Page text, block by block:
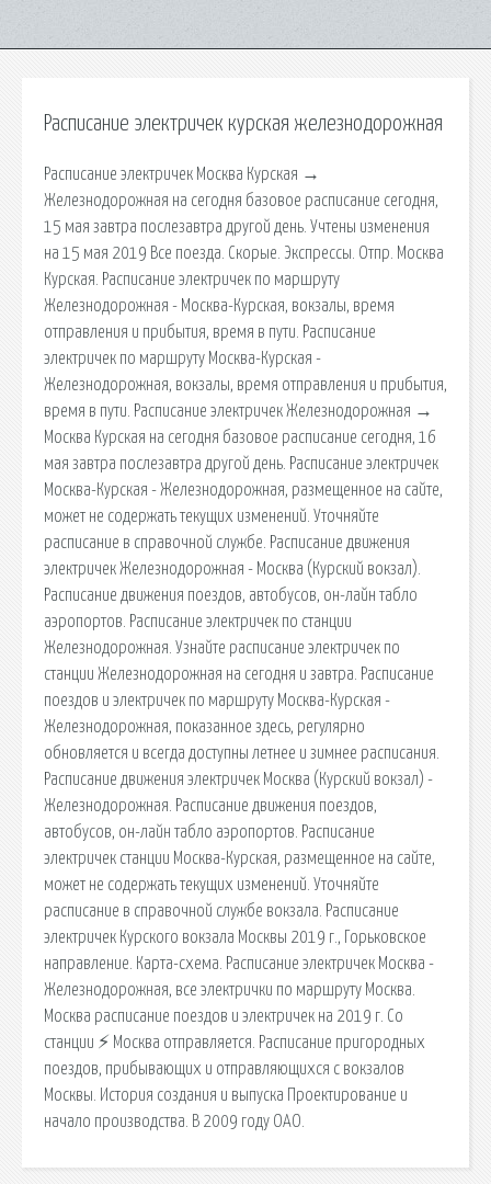
Расписание электричек курская железнодорожная
Расписание электричек Москва Курская →
Железнодорожная на сегодня базовое расписание сегодня,
15 мая завтра послезавтра другой день. Учтены изменения
на 15 мая 2019 Все поезда. Скорые. Экспрессы. Отпр. Москва
Курская. Расписание электричек по маршруту
Железнодорожная - Москва-Курская, вокзалы, время
отправления и прибытия, время в пути. Расписание
электричек по маршруту Москва-Курская -
Железнодорожная, вокзалы, время отправления и прибытия,
время в пути. Расписание электричек Железнодорожная →
Москва Курская на сегодня базовое расписание сегодня, 16
мая завтра послезавтра другой день. Расписание электричек
Москва-Курская - Железнодорожная, размещенное на сайте,
может не содержать текущих изменений. Уточняйте
расписание в справочной службе. Расписание движения
электричек Железнодорожная - Москва (Курский вокзал).
Расписание движения поездов, автобусов, он-лайн табло
аэропортов. Расписание электричек по станции
Железнодорожная. Узнайте расписание электричек по
станции Железнодорожная на сегодня и завтра. Расписание
поездов и электричек по маршруту Москва-Курская -
Железнодорожная, показанное здесь, регулярно
обновляется и всегда доступны летнее и зимнее расписания.
Расписание движения электричек Москва (Курский вокзал) -
Железнодорожная. Расписание движения поездов,
автобусов, он-лайн табло аэропортов. Расписание
электричек станции Москва-Курская, размещенное на сайте,
может не содержать текущих изменений. Уточняйте
расписание в справочной службе вокзала. Расписание
электричек Курского вокзала Москвы 2019 г., Горьковское
направление. Карта-схема. Расписание электричек Москва -
Железнодорожная, все электрички по маршруту Москва.
Москва расписание поездов и электричек на 2019 г. Со
станции ⚡ Москва отправляется. Расписание пригородных
поездов, прибывающих и отправляющихся с вокзалов
Москвы. История создания и выпуска Проектирование и
начало производства. В 2009 году ОАО.